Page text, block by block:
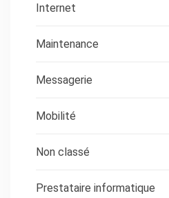
Internet
Maintenance
Messagerie
Mobilité
Non classé
Prestataire informatique